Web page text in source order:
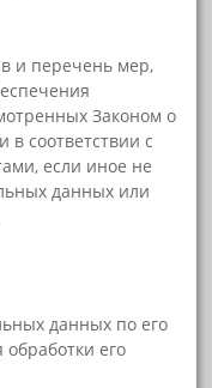
и перечень мер,
Законом о
соответствии с
если иное не
данных или
данных по его
его